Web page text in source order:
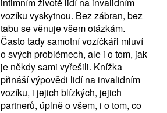
intimním životě lidí na invalidním
vozíku vyskytnou. Bez zábran, bez
tabu se věnuje všem otázkám.
Často tady samotní vozíčkáři mluví
o svých problémech, ale i o tom, jak
je někdy sami vyřešili. Knížka
přináší výpovědi lidí na invalidním
vozíku, i jejich blízkých, jejich
partnerů, úplně o všem, i o tom, co